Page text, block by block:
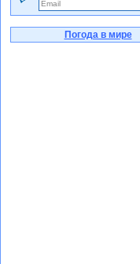
Погода в мире